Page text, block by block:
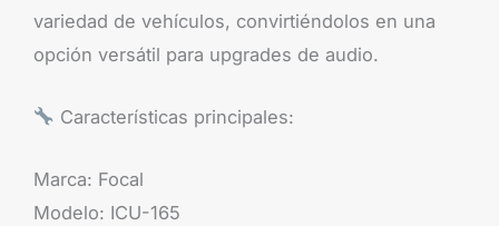
variedad de vehículos, convirtiéndolos en una
opción versátil para upgrades de audio.
Características principales:
Marca: Focal
Modelo: ICU-165